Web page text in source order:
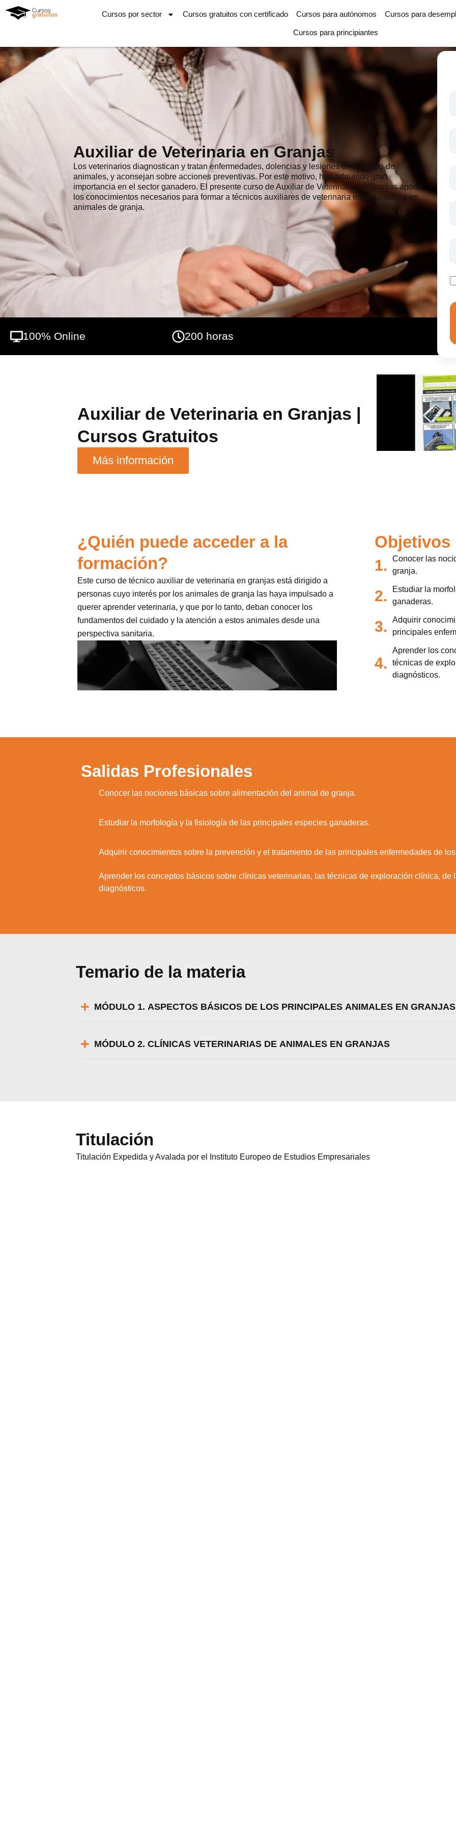
Cursos por sector Cursos gratuitos con certificado Cursos para autónomos Cursos para
Cursos para principiantes
Auxiliar de Veterinaria en Granjas
Los veterinarios diagnostican y tratan enfermedades, dolencias y lesiones en todo tipo de
animales, y aconsejan sobre acciones preventivas. Por este motivo, han adquirido gran
importancia en el sector ganadero. El presente curso de Auxiliar de Veterinaria en Granjas aporta
los conocimientos necesarios para formar a técnicos auxiliares de veterinaria especializados en
animales de granja.
100% Online 200 horas
Auxiliar de Veterinaria en Granjas |
Cursos Gratuitos
Más información
¿Quién puede acceder a la
formación?
Este curso de técnico auxiliar de veterinaria en granjas está dirigido a
personas cuyo interés por los animales de granja las haya impulsado a
querer aprender veterinaria, y que por lo tanto, deban conocer los
fundamentos del cuidado y la atención a estos animales desde una
perspectiva sanitaria.
Objetivos
1.
Conocer las
granja.
2.
Estudiar la
ganaderas.
3.
Adquirir
principales
4.
Aprender los
técnicas de
diagnósticos.
Salidas Profesionales
Conocer las nociones básicas sobre alimentación del animal de granja.
Estudiar la morfología y la fisiología de las principales especies ganaderas.
Adquirir conocimientos sobre la prevención y el tratamiento de las principales enfermedades de
Aprender los conceptos básicos sobre clínicas veterinarias, las técnicas de exploración clínica, de
diagnósticos.
Temario de la materia
MÓDULO 1. ASPECTOS BÁSICOS DE LOS PRINCIPALES ANIMALES EN GRANJAS
MÓDULO 2. CLÍNICAS VETERINARIAS DE ANIMALES EN GRANJAS
Titulación
Titulación Expedida y Avalada por el Instituto Europeo de Estudios Empresariales
Aceptar Rechazar